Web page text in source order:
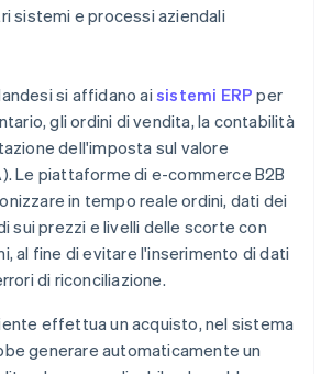
sistemi e processi aziendali
si affidano ai sistemi ERP per
gli ordini di vendita, la contabilità
dell'imposta sul valore
Le piattaforme di e-commerce B2B
in tempo reale ordini, dati dei
sui prezzi e livelli delle scorte con
al fine di evitare l'inserimento di dati
di riconciliazione.
effettua un acquisto, nel sistema
generare automaticamente un